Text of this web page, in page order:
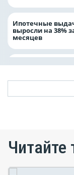
Ипотечные
выросли на 38%
месяцев
Читайте